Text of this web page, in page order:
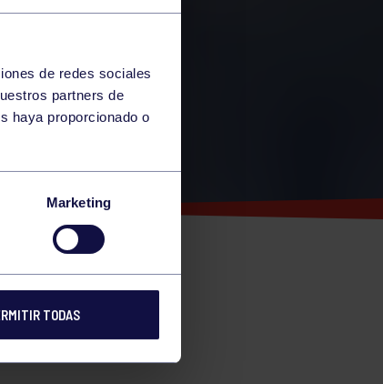
de redes sociales
partners de
haya proporcionado o
Marketing
TODAS